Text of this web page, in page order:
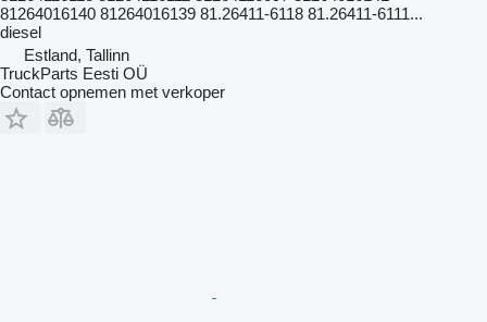
81264016140 81264016139 81.26411-6118 81.26411-6111...
diesel
Estland, Tallinn
TruckParts Eesti OÜ
Contact opnemen met verkoper